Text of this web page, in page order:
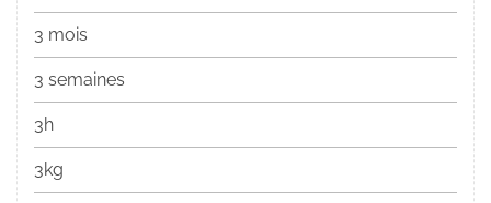
3 mois
3 semaines
3h
3kg